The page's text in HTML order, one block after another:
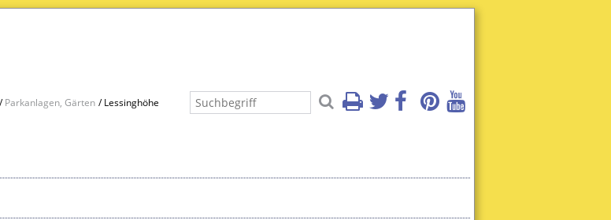
Parkanlagen, Gärten Lessinghöhe